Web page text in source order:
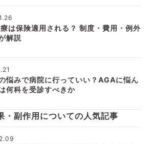
は保険適用される？ 制度・費用・例外
解説
悩みで病院に行っていい？AGAに悩ん
何科を受診すべきか
・副作用についての人気記事